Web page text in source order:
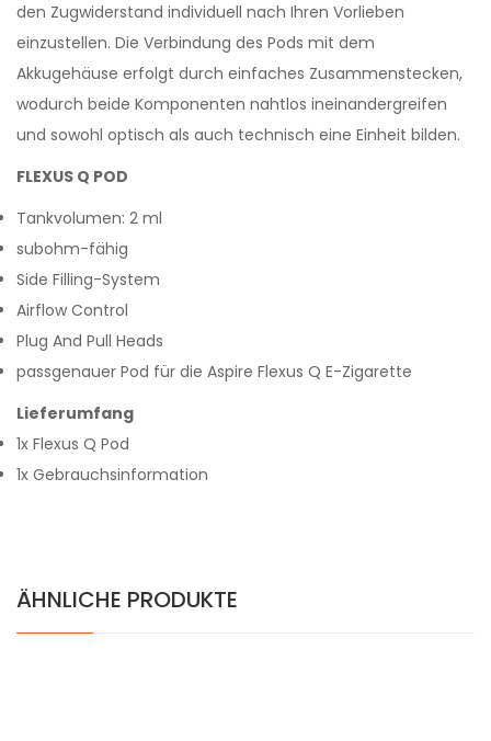
den Zugwiderstand individuell nach Ihren Vorlieben
einzustellen. Die Verbindung des Pods mit dem
Akkugehäuse erfolgt durch einfaches Zusammenstecken,
wodurch beide Komponenten nahtlos ineinandergreifen
und sowohl optisch als auch technisch eine Einheit bilden.
FLEXUS Q POD
Tankvolumen: 2 ml
subohm-fähig
Side Filling-System
Airflow Control
Plug And Pull Heads
passgenauer Pod für die Aspire Flexus Q E-Zigarette
Lieferumfang
1x Flexus Q Pod
1x Gebrauchsinformation
ÄHNLICHE PRODUKTE